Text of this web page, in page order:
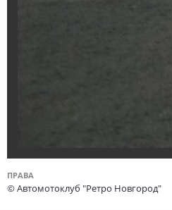
ПРАВА
© Автомотоклуб "Ретро Новгород"